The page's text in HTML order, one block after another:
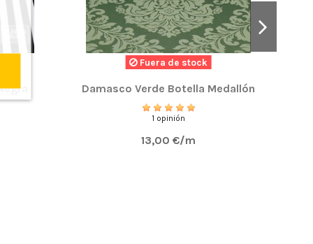
Fuera de stock
Damasco Verde Botella Medallón
1 opinión
13,00 €/m